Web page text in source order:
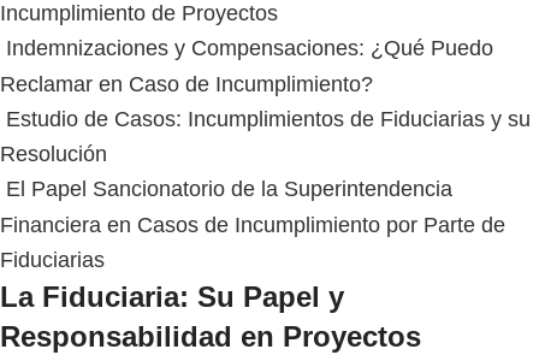
Incumplimiento de Proyectos
Indemnizaciones y Compensaciones: ¿Qué Puedo
Reclamar en Caso de Incumplimiento?
Estudio de Casos: Incumplimientos de Fiduciarias y su
Resolución
El Papel Sancionatorio de la Superintendencia
Financiera en Casos de Incumplimiento por Parte de
Fiduciarias
La Fiduciaria: Su Papel y
Responsabilidad en Proyectos